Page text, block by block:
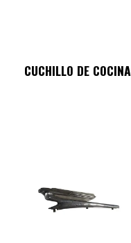
CUCHILLO DE COCINA